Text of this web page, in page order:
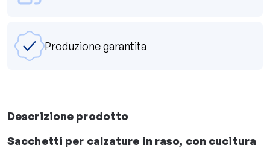
Produzione garantita
Descrizione prodotto
Sacchetti per calzature in raso, con cucitura